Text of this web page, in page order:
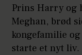
Prins Harry og
Meghan, brød
kongefamilie
starte et nyt liv.